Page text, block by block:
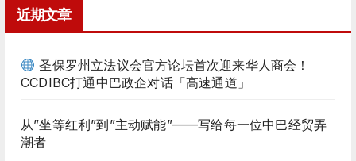
近期文章
圣保罗州立法议会官方论坛首次迎来华人商会！
CCDIBC打通中巴政企对话「高速通道」
从”坐等红利”到”主动赋能”——写给每一位中巴经贸弄
潮者